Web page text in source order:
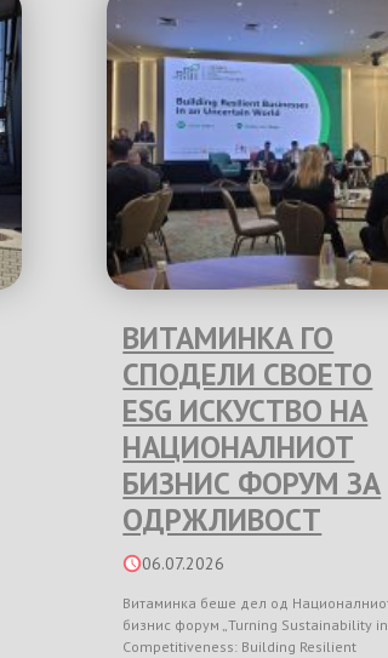
ВИТАМИНКА ГО
СПОДЕЛИ СВОЕТО
ESG ИСКУСТВО НА
НАЦИОНАЛНИОТ
БИЗНИС ФОРУМ ЗА
ОДРЖЛИВОСТ
06.07.2026
Витаминка беше дел од
бизнис форум „Turning Sustainability
Competitiveness: Building Resilient